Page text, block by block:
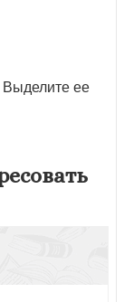
ее